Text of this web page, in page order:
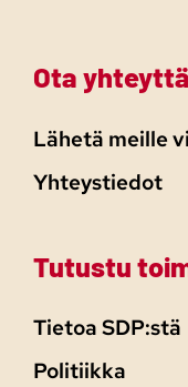
Ota yhteyttä
Lähetä meille
Yhteystiedot
Tutustu
Tietoa SDP:stä
Politiikka